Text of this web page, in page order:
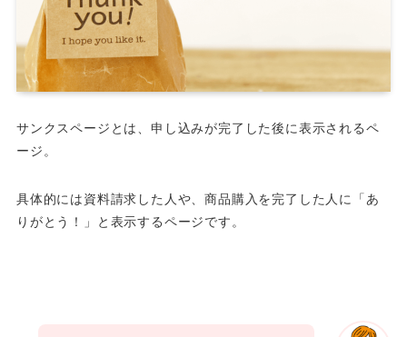
サンクスページとは、申し込みが完了した後に表示されるペ
ージ。
具体的には資料請求した人や、商品購入を完了した人に「あ
りがとう！」と表示するページです。